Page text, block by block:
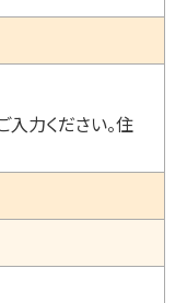
入力ください。住